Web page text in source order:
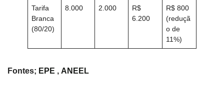
Tarifa
Branca
(80/20)
8.000 2.000
R$
6.200
R$ 800
(reduçã
o de
11%)
Fontes; EPE , ANEEL